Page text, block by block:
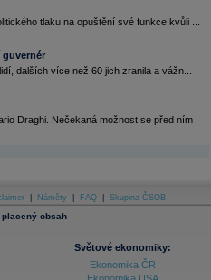
tlaku na opuštění své funkce kvůli ...
dalších více než 60 jich zranila a vážn...
Draghi. Nečekaná možnost se před ním
Náměty FAQ Skupina ČSOB
placený obsah
Světové ekonomiky:
Ekonomika ČR